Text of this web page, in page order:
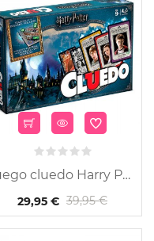
Juego cluedo Harry Potter
29,95 € 39,95 €